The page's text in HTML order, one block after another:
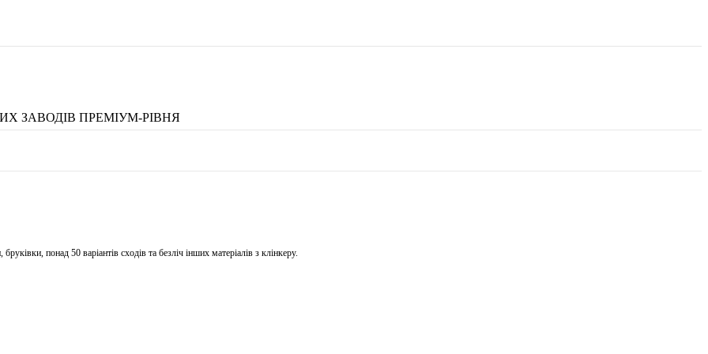
ЗАВОДІВ ПРЕМІУМ-РІВНЯ
понад 50 варіантів сходів та безліч інших матеріалів з клінкеру.